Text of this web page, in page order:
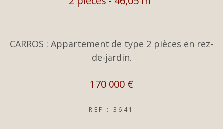
CARROS : Appartement de type 2 pièces en rez-
de-jardin.
170 000 €
REF : 3641